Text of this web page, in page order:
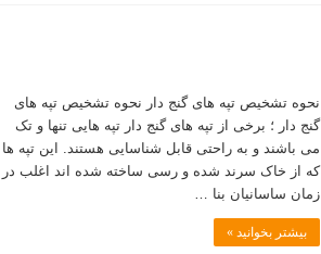
نحوه تشخیص تپه های گنج دار نحوه تشخیص تپه های
گنج دار ؛ برخی از تپه های گنج دار تپه هایی تنها و تک
می باشند و به راحتی قابل شناسایی هستند. این تپه ها
که از خاک سرند شده و رسی ساخته شده اند اغلب در
زمان ساسانیان بنا …
بیشتر بخوانید »